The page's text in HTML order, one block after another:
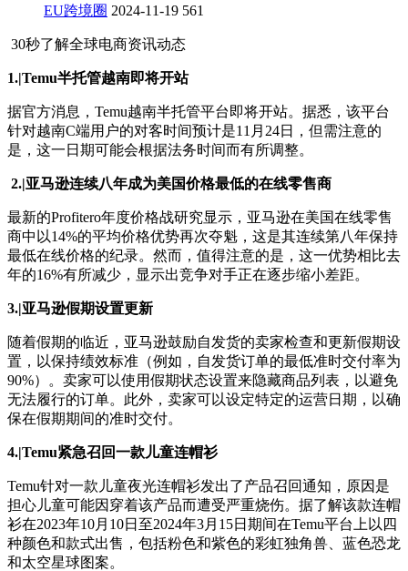
EU跨境圈 2024-11-19 561
30秒了解全球电商资讯动态
1.|Temu半托管越南即将开站
据官方消息，Temu越南半托管平台即将开站。据悉，该平台
针对越南C端用户的对客时间预计是11月24日，但需注意的
是，这一日期可能会根据法务时间而有所调整。
2.|亚马逊连续八年成为美国价格最低的在线零售商
最新的Profitero年度价格战研究显示，亚马逊在美国在线零售
商中以14%的平均价格优势再次夺魁，这是其连续第八年保持
最低在线价格的纪录。然而，值得注意的是，这一优势相比去
年的16%有所减少，显示出竞争对手正在逐步缩小差距。
3.|亚马逊假期设置更新
随着假期的临近，亚马逊鼓励自发货的卖家检查和更新假期设
置，以保持绩效标准（例如，自发货订单的最低准时交付率为
90%）。卖家可以使用假期状态设置来隐藏商品列表，以避免
无法履行的订单。此外，卖家可以设定特定的运营日期，以确
保在假期期间的准时交付。
4.|Temu紧急召回一款儿童连帽衫
Temu针对一款儿童夜光连帽衫发出了产品召回通知，原因是
担心儿童可能因穿着该产品而遭受严重烧伤。据了解该款连帽
衫在2023年10月10日至2024年3月15日期间在Temu平台上以四
种颜色和款式出售，包括粉色和紫色的彩虹独角兽、蓝色恐龙
和太空星球图案。